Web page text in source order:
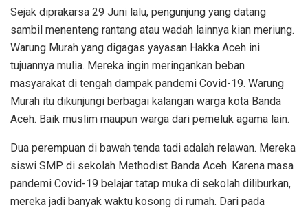
Sejak diprakarsa 29 Juni lalu, pengunjung yang datang
sambil menenteng rantang atau wadah lainnya kian meriung.
Warung Murah yang digagas yayasan Hakka Aceh ini
tujuannya mulia. Mereka ingin meringankan beban
masyarakat di tengah dampak pandemi Covid-19. Warung
Murah itu dikunjungi berbagai kalangan warga kota Banda
Aceh. Baik muslim maupun warga dari pemeluk agama lain.
Dua perempuan di bawah tenda tadi adalah relawan. Mereka
siswi SMP di sekolah Methodist Banda Aceh. Karena masa
pandemi Covid-19 belajar tatap muka di sekolah diliburkan,
mereka jadi banyak waktu kosong di rumah. Dari pada